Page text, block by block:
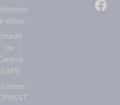
datos
de
EAPB